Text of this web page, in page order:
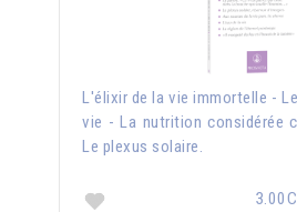
L'élixir de la vie immortelle -
vie - La nutrition considérée
Le plexus solaire.